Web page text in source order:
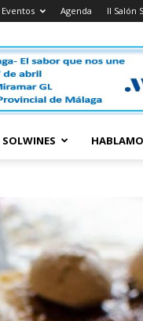
Eventos Agenda II Salón